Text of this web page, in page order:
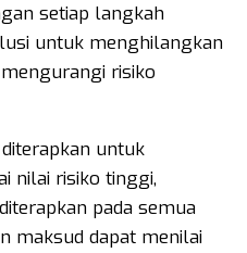
setiap langkah
untuk menghilangkan
risiko
untuk
nilai risiko tinggi,
pada semua
maksud dapat menilai